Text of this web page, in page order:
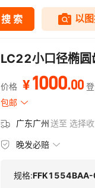
LC22小口径椭
价格 ¥1000.00
包邮
广东广州送至 选择
晚发必赔
规格: